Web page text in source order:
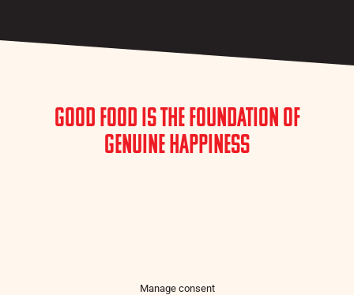
Good Food is the Foundation of
Genuine Happiness
Manage consent